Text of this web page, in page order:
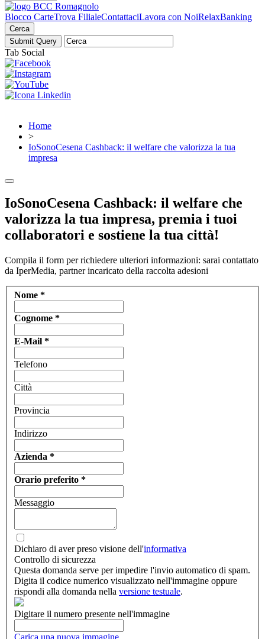
Blocco CarteTrova FilialeContattaciLavora con NoiRelaxBanking
Cerca
Tab Social
Home
>
IoSonoCesena Cashback: il welfare che valorizza la tua
impresa
IoSonoCesena Cashback: il welfare che
valorizza la tua impresa, premia i tuoi
collaboratori e sostiene la tua città!
Compila il form per richiedere ulteriori informazioni: sarai contattato
da IperMedia, partner incaricato della raccolta adesioni
Nome *
Cognome *
E-Mail *
Telefono
Città
Provincia
Indirizzo
Azienda *
Orario preferito *
Messaggio
Dichiaro di aver preso visione dell'informativa
Controllo di sicurezza
Questa domanda serve per impedire l'invio automatico di spam.
Digita il codice numerico visualizzato nell'immagine oppure
rispondi alla domanda nella versione testuale.
Digitare il numero presente nell'immagine